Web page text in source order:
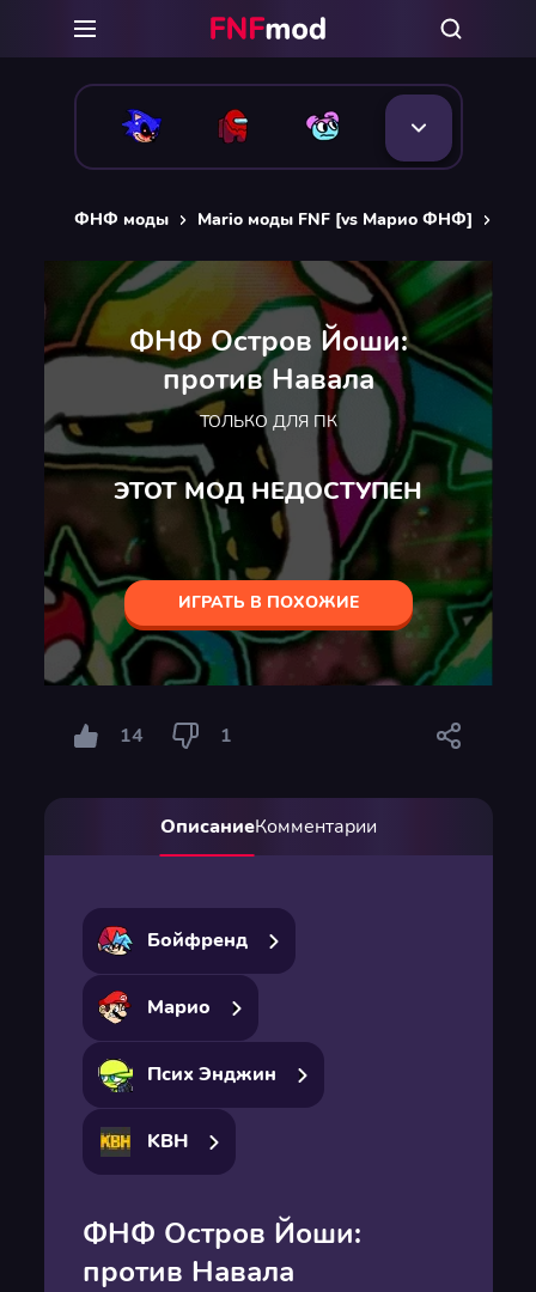
ФНФ моды Mario моды FNF [vs Марио ФНФ]
ФНФ Остров Йоши:
против Навала
ТОЛЬКО ДЛЯ ПК
ЭТОТ МОД НЕДОСТУПЕН
ИГРАТЬ В ПОХОЖИЕ
14 1
ОписаниеКомментарии
Бойфренд
Марио
Псих Энджин
KBH
ФНФ Остров Йоши:
против Навала